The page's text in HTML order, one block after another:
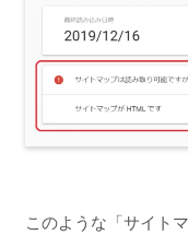
このような「サイト